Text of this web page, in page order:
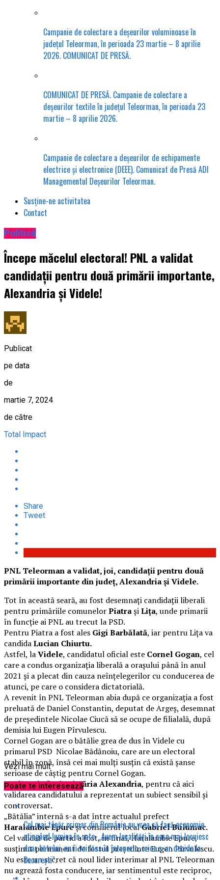
Campanie de colectare a deșeurilor voluminoase în
județul Teleorman, în perioada 23 martie – 8 aprilie
2026. COMUNICAT DE PRESĂ.
COMUNICAT DE PRESĂ. Campanie de colectare a
deșeurilor textile în județul Teleorman, în perioada 23
martie – 8 aprilie 2026.
Campanie de colectare a deșeurilor de echipamente
electrice și electronice (DEEE). Comunicat de Presă ADI
Managementul Deșeurilor Teleorman.
Susține-ne activitatea
Contact
Politică
Începe măcelul electoral! PNL a validat
candidații pentru două primării importante,
Alexandria și Videle!
Publicat
pe data
de
martie 7, 2024
de către
Total Impact
Share
Tweet
PNL Teleorman a validat, joi, candidații pentru două
primării importante din județ, Alexandria și Videle.
Tot în această seară, au fost desemnați candidații liberali
pentru primăriile comunelorPiatrașiLița, unde primarii
în funcție ai PNL au trecut la PSD.
Pentru Piatra a fost ales Gigi Barbălată, iar pentru Lița va
candidaLucian Chiurtu.
Astfel, laVidele, candidatul oficial este Cornel Gogan, cel
care a condus organizația liberală a orașului până în anul
2021 și a plecat din cauza neînțelegerilor cu conducerea de
atunci, pe care o considera dictatorială.
A revenit în PNL Teleorman abia după ce organizația a fost
preluată de Daniel Constantin, deputat de Argeș, desemnat
de președintele Nicolae Ciucă să se ocupe de filialală, după
demisia lui Eugen Pîrvulescu.
Cornel Gogan are o bătălie grea de dus în Videle cu
primarul PSD Nicolae Bădănoiu, care are un electoral
stabil în zonă, însă cei mai mulți susțin că există șanse
serioase de câștig pentru Cornel Gogan.
Am lăsat la finalPrimăria Alexandria, pentru că aici
validarea candidatului a reprezentat un subiect sensibil și
controversat.
„Bătălia” internă s-a dat între actualul prefect
Haralambie Epureși consilierul localGabriel Bulumac.
Cel validat de partid a fost, în final, Haralambie Epure,
susținut permanent de fostul președinte Eugen Pîrvulescu.
Nu este un secret că noul lider interimar al PNL Teleorman
nu agrează fosta conducere, iar sentimentul este reciproc,
Vezi mai mult
Poate te interesează
Cel mai tânăr primar din România nu vrea să facă economie
stingând lumina în sate. „Avem localități în care mai locuiesc
doar bătrâni, nu îi voi lăsa în întuneric, orice s-ar decide la
București”.